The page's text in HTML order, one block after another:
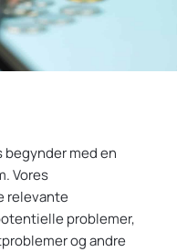
begynder med en
Vores
relevante
problemer,
og andre